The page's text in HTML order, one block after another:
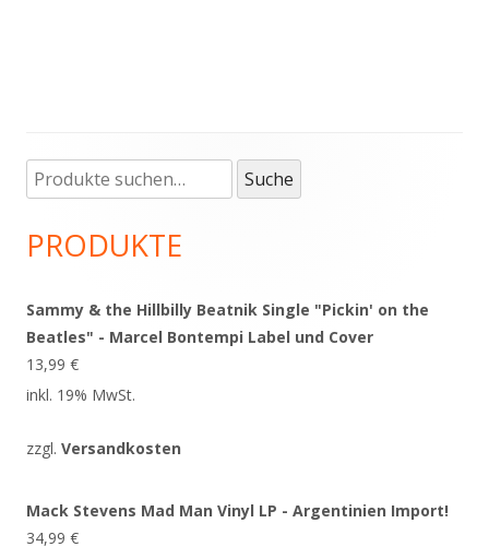
Haupt-
Seitenleiste
Suche
nach:
Suche
PRODUKTE
Sammy & the Hillbilly Beatnik Single "Pickin' on the
Beatles" - Marcel Bontempi Label und Cover
13,99 €
inkl. 19% MwSt.
zzgl. Versandkosten
Mack Stevens Mad Man Vinyl LP - Argentinien Import!
34,99 €